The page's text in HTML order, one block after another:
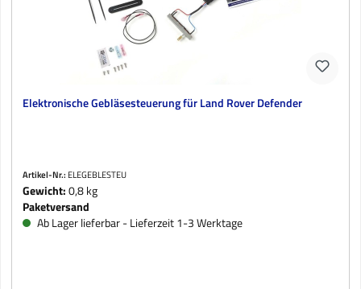
Elektronische Gebläsesteuerung für Land Rover Defender
Artikel-Nr.: ELEGEBLESTEU
Gewicht:0,8 kg
Paketversand
Ab Lager lieferbar - Lieferzeit 1-3 Werktage